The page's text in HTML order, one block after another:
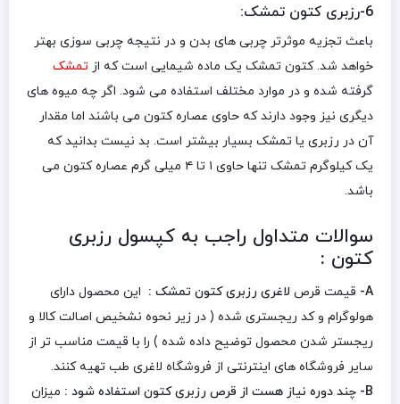
6-رزبری کتون تمشک:
باعث تجزیه موثرتر چربی های بدن و در نتیجه چربی سوزی بهتر
خواهد شد. کتون تمشک یک ماده شیمایی است که از تمشک
گرفته شده و در موارد مختلف استفاده می شود. اگر چه میوه های
دیگری نیز وجود دارند که حاوی عصاره کتون می باشند اما مقدار
آن در رزبری یا تمشک بسیار بیشتر است. بد نیست بدانید که
یک کیلوگرم تمشک تنها حاوی ۱ تا ۴ میلی گرم عصاره کتون می
باشد.
سوالات متداول راجب به کپسول رزبری
کتون :
A- قیمت قرص لاغری رزبری کتون تمشک : این محصول دارای
هولوگرام و کد ریجستری شده ( در زیر نحوه نشخیص اصالت کالا و
ریجستر شدن محصول توضیح داده شده ) را با قیمت مناسب تر از
سایر فروشگاه های اینترنتی از فروشگاه لاغری طب تهیه کنند.
B- چند دوره نیاز هست از قرص رزبری کتون استفاده شود :
میزان